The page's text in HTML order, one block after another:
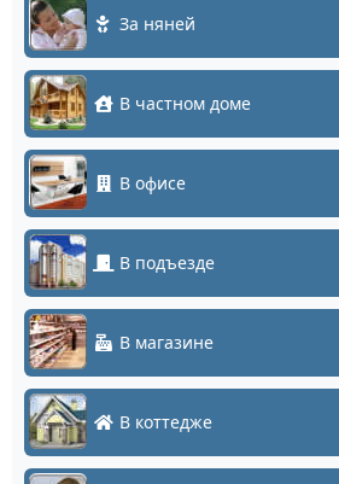
За няней
В частном доме
В офисе
В подъезде
В магазине
В коттедже